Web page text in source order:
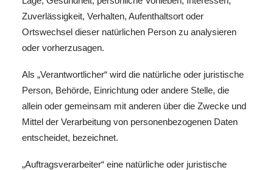
Zuverlässigkeit, Verhalten, Aufenthaltsort oder
Ortswechsel dieser natürlichen Person zu analysieren
oder vorherzusagen.
Als „Verantwortlicher“ wird die natürliche oder juristische
Person, Behörde, Einrichtung oder andere Stelle, die
allein oder gemeinsam mit anderen über die Zwecke und
Mittel der Verarbeitung von personenbezogenen Daten
entscheidet, bezeichnet.
„Auftragsverarbeiter“ eine natürliche oder juristische